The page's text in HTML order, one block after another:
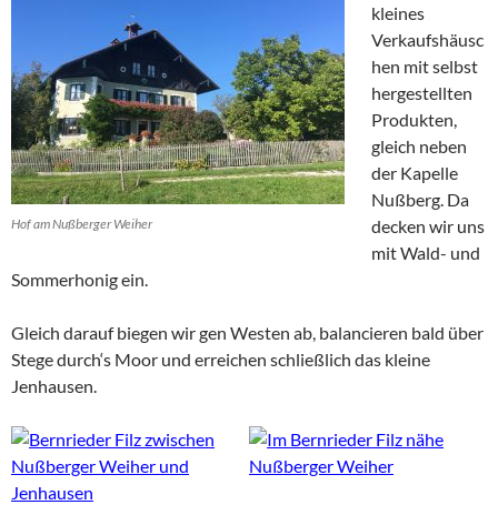
Hof am Nußberger Weiher
kleines
Verkaufshäusc
hen mit selbst
hergestellten
Produkten,
gleich neben
der Kapelle
Nußberg. Da
decken wir uns
mit Wald- und
Sommerhonig ein.
Gleich darauf biegen wir gen Westen ab, balancieren bald über
Stege durch‘s Moor und erreichen schließlich das kleine
Jenhausen.